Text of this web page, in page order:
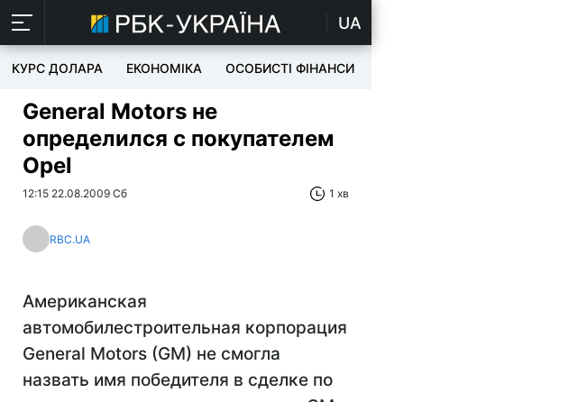
UA
КУРС ДОЛАРА ЕКОНОМІКА ОСОБИСТІ ФІНАНСИ
General Motors не
определился с покупателем
Opel
12:15 22.08.2009 Сб 1 хв
RBC.UA
Американская
автомобилестроительная корпорация
General Motors (GM) не смогла
назвать имя победителя в сделке по